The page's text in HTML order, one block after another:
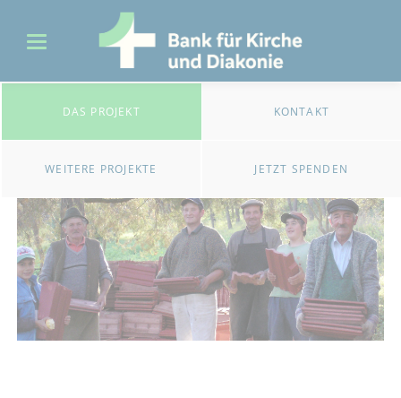
DAS PROJEKT KONTAKT
WEITERE PROJEKTE JETZT SPENDEN